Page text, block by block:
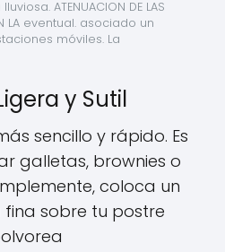
ATENUACION DE LAS
LA eventual. asociado un
móviles. La
y Sutil
sencillo y rápido. Es
galletas, brownies o
coloca un
sobre tu postre